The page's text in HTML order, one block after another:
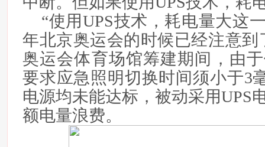
“使用UPS技术，耗电量大这
年北京奥运会的时候已经注意到
奥运会体育场馆筹建期间，由
要求应急照明切换时间须小于3
电源均未能达标，被动采用UPS
额电量浪费。